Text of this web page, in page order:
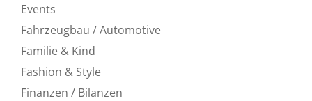
Events
Fahrzeugbau / Automotive
Familie & Kind
Fashion & Style
Finanzen / Bilanzen